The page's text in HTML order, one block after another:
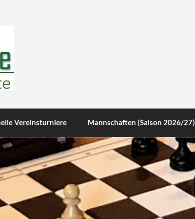
Vereinsturniere Mannschaften (Saison 2026/27)